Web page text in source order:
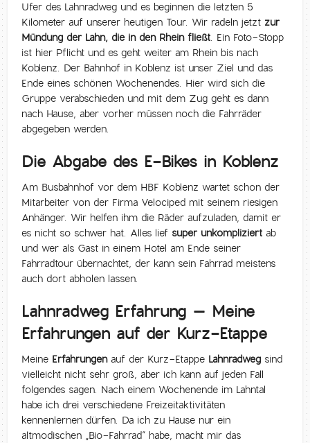
Ufer des Lahnradweg und es beginnen die letzten 5
Kilometer auf unserer heutigen Tour. Wir radeln jetzt zur
Mündung der Lahn, die in den Rhein fließt. Ein Foto-Stopp
ist hier Pflicht und es geht weiter am Rhein bis nach
Koblenz. Der Bahnhof in Koblenz ist unser Ziel und das
Ende eines schönen Wochenendes. Hier wird sich die
Gruppe verabschieden und mit dem Zug geht es dann
nach Hause, aber vorher müssen noch die Fahrräder
abgegeben werden.
Die Abgabe des E-Bikes in Koblenz
Am Busbahnhof vor dem HBF Koblenz wartet schon der
Mitarbeiter von der Firma Velociped mit seinem riesigen
Anhänger. Wir helfen ihm die Räder aufzuladen, damit er
es nicht so schwer hat. Alles lief super unkompliziert ab
und wer als Gast in einem Hotel am Ende seiner
Fahrradtour übernachtet, der kann sein Fahrrad meistens
auch dort abholen lassen.
Lahnradweg Erfahrung – Meine
Erfahrungen auf der Kurz-Etappe
Meine Erfahrungenauf der Kurz-Etappe Lahnradweg sind
vielleicht nicht sehr groß, aber ich kann auf jeden Fall
folgendes sagen. Nach einem Wochenende im Lahntal
habe ich drei verschiedene Freizeitaktivitäten
kennenlernen dürfen. Da ich zu Hause nur ein
altmodischen „Bio-Fahrrad“ habe, macht mir das